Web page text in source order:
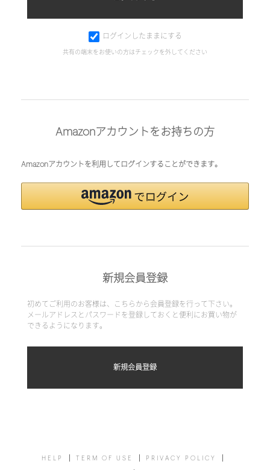
ログインしたままにする
共有の端末をお使いの方はチェックを外してください
Amazonアカウントをお持ちの方
Amazonアカウントを利用してログインすることができます。
新規会員登録
初めてご利用のお客様は、こちらから会員登録を行って下さい。
メールアドレスとパスワードを登録しておくと便利にお買い物が
できるようになります。
HELP TERM OF USE PRIVACY POLICY